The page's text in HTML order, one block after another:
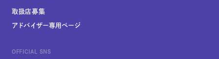
取扱店募集
アドバイザー専用ページ
OFFICIAL SNS